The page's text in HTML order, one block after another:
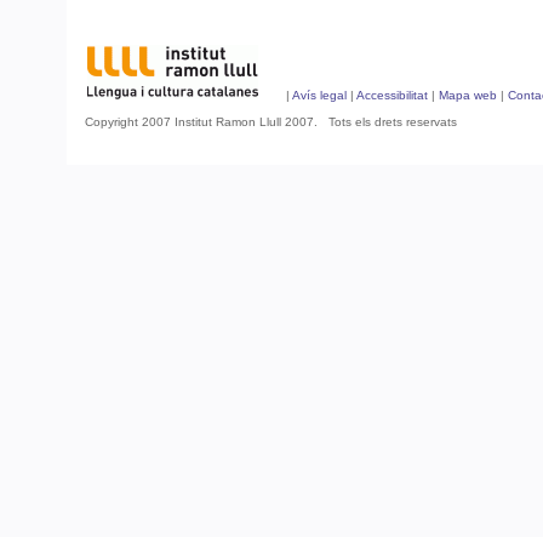
| Avís legal | Accessibilitat | Mapa web |
Copyright 2007 Institut Ramon Llull 2007. Tots els drets reservats